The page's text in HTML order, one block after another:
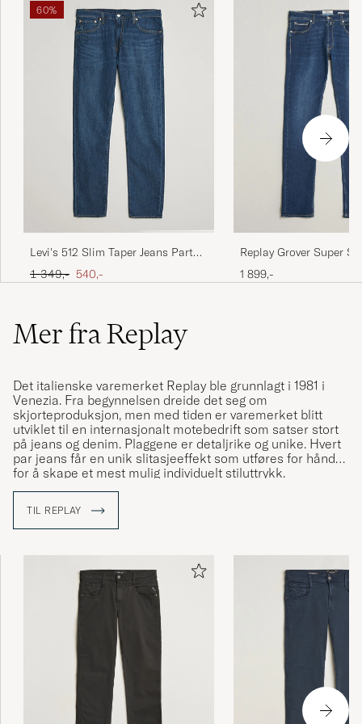
60%
Levi's 512 Slim Taper Jeans Part
The Sea
Ordinær pris
1 349,- Nedsatt pris
540,-
Replay Grover Super
Jeans Dark Blue
1 899,-
Mer fra Replay
Det italienske varemerket Replay ble grunnlagt i 1981 i
Venezia. Fra begynnelsen dreide det seg om
skjorteproduksjon, men med tiden er varemerket blitt
utviklet til en internasjonalt motebedrift som satser stort
på jeans og denim. Plaggene er detaljrike og unike. Hvert
par jeans får en unik slitasjeeffekt som utføres for hånd
for å skape et mest mulig individuelt stiluttrykk.
TIL REPLAY